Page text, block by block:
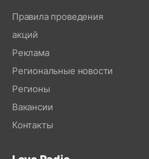
Правила проведения
акций
Реклама
Региональные новости
Регионы
Вакансии
Контакты